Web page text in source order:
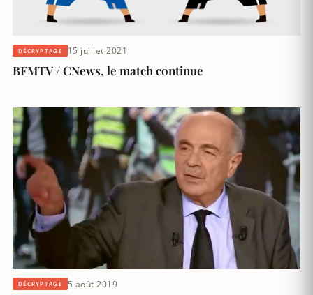
DÉCRYPTAGE 15 juillet 2021
BFMTV / CNews, le match continue
DÉCRYPTAGE 5 août 2019